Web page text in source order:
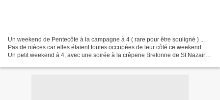
Un weekend de Pentecôte à la campagne à 4 ( rare pour être souligné ) ...
Pas de nièces car elles étaient toutes occupées de leur côté ce weekend .
Un petit weekend à 4, avec une soirée à la crêperie Bretonne de St Nazaire